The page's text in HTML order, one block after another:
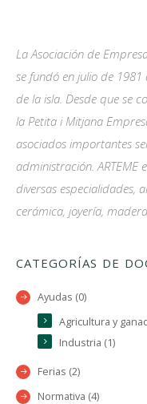
La Asociación de
se fundó en julio de
de la isla. Desde que se
la Petita i Mitjana
asociados importantes
administración.
diversas especialidades,
cerámica, joyería,
CATEGORÍAS DE
Ayudas (0)
Agricultura y
Industria (1)
Ferias (2)
Normativa (4)